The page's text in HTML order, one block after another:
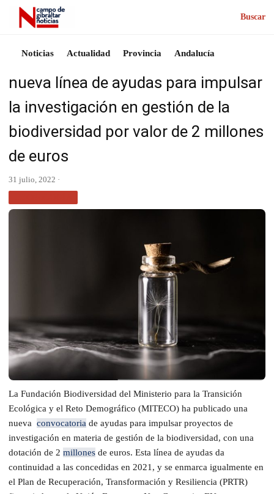
Buscar
Noticias Actualidad Provincia Andalucía
nueva línea de ayudas para impulsar
la investigación en gestión de la
biodiversidad por valor de 2 millones
de euros
31 julio, 2022 ·
La Fundación Biodiversidad del Ministerio para la Transición
Ecológica y el Reto Demográfico (MITECO) ha publicado una
nueva convocatoria de ayudas para impulsar proyectos de
investigación en materia de gestión de la biodiversidad, con una
dotación de 2 millones de euros. Esta línea de ayudas da
continuidad a las concedidas en 2021, y se enmarca igualmente en
el Plan de Recuperación, Transformación y Resiliencia (PRTR)